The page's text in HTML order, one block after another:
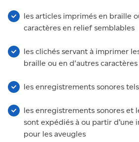
les articles imprimés en braille
caractères en relief semblables
les clichés servant à imprimer
braille ou en d'autres
les enregistrements sonores
les enregistrements sonores et
sont expédiés à ou partir d’une
pour les aveugles